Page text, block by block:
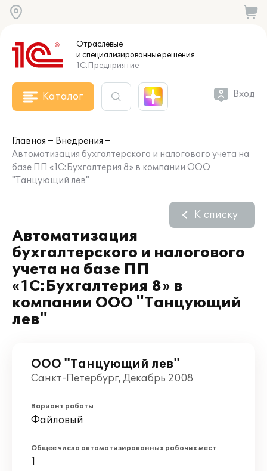
Отраслевые
и специализированныерешения
1С:Предприятие
Каталог Вход
Главная
Внедрения
Автоматизация бухгалтерского и налогового учета на
базе ПП «1C:Бухгалтерия 8» в компании ООО
"Танцующий лев"
Автоматизация
бухгалтерского и налогового
учета на базе ПП
«1C:Бухгалтерия 8» в
компании ООО "Танцующий
лев"
К списку
ООО "Танцующий лев"
Санкт-Петербург, Декабрь 2008
Вариант работы
Файловый
Общее число автоматизированных рабочих мест
1